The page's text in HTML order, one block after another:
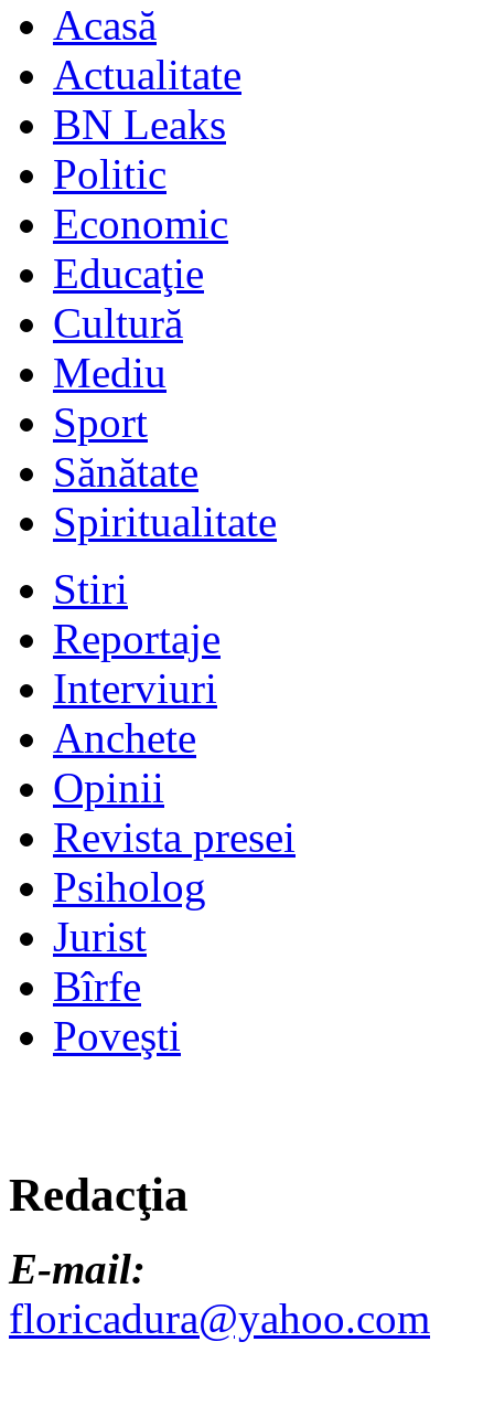
Acasă
Actualitate
BN Leaks
Politic
Economic
Educaţie
Cultură
Mediu
Sport
Sănătate
Spiritualitate
Stiri
Reportaje
Interviuri
Anchete
Opinii
Revista presei
Psiholog
Jurist
Bîrfe
Poveşti
Redacţia
E-mail:
floricadura@yahoo.com